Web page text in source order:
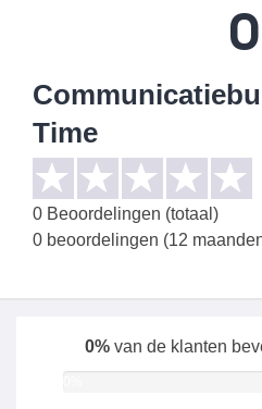
0
Time
0 Beoordelingen (totaal)
0 beoordelingen (12
0% van de klanten